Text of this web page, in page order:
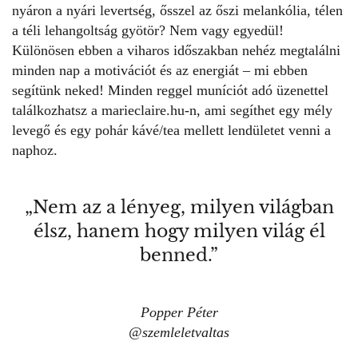
nyáron a nyári levertség, ősszel az őszi melankólia, télen
a téli lehangoltság gyötör? Nem vagy egyedül!
Különösen ebben a viharos időszakban nehéz megtalálni
minden nap a motivációt és az energiát – mi ebben
segítünk neked! Minden reggel muníciót adó üzenettel
találkozhatsz a marieclaire.hu-n, ami segíthet egy mély
levegő és egy pohár kávé/tea mellett lendületet venni a
naphoz.
„Nem az a lényeg, milyen világban
élsz, hanem hogy milyen világ él
benned.”
Popper Péter
@szemleletvaltas